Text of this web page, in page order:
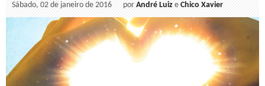
Sábado, 02 de janeiro de 2016 porAndré Luiz eChico Xavier